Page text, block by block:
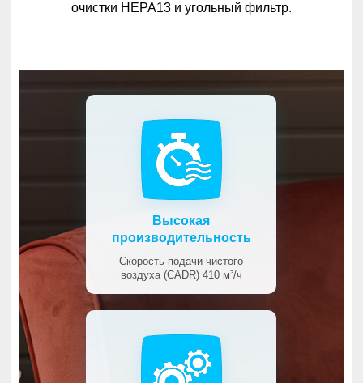
очистки HEPA13 и угольный фильтр.
Высокая
производительность
Скорость подачи чистого
воздуха (CADR) 410 м³/ч